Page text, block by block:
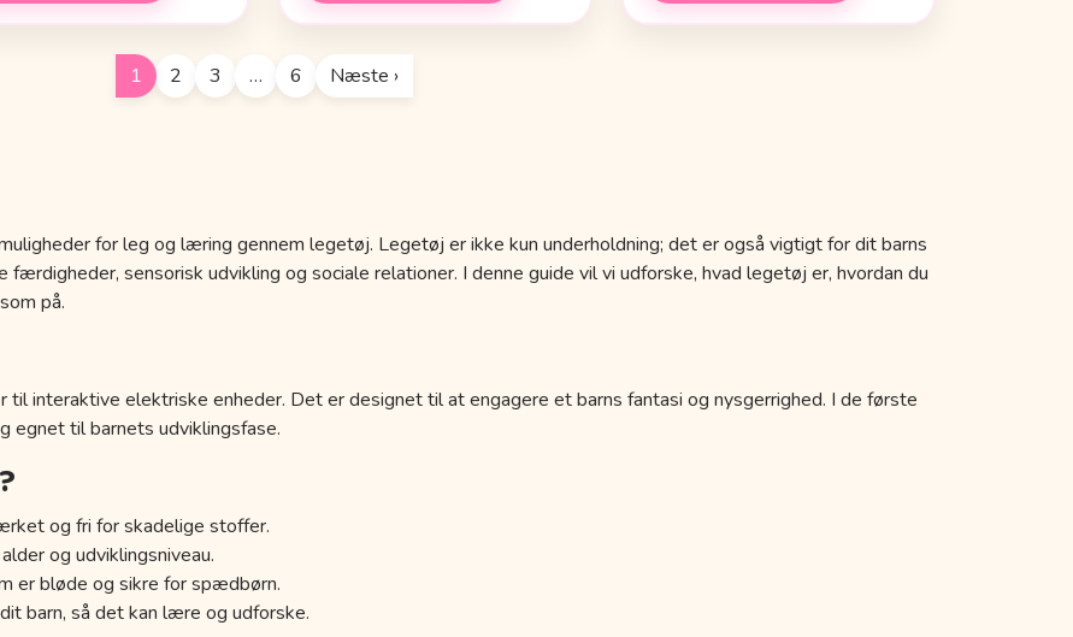
1 2 3 … 6 Næste ›
for leg og læring gennem legetøj. Legetøj er ikke kun underholdning; det er også vigtigt for dit barns
sensorisk udvikling og sociale relationer. I denne guide vil vi udforske, hvad legetøj er, hvordan du
på.
til interaktive elektriske enheder. Det er designet til at engagere et barns fantasi og nysgerrighed. I de første
til barnets udviklingsfase.
og fri for skadelige stoffer.
og udviklingsniveau.
er bløde og sikre for spædbørn.
barn, så det kan lære og udforske.